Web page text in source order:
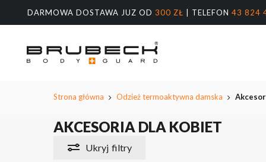
głównej
DARMOWA DOSTAWA JUZ OD 300 ZŁ | TELEFON 43 824
Strona główna Odzież termoaktywna damska
AKCESORIA DLA KOBIET
Ukryj filtry